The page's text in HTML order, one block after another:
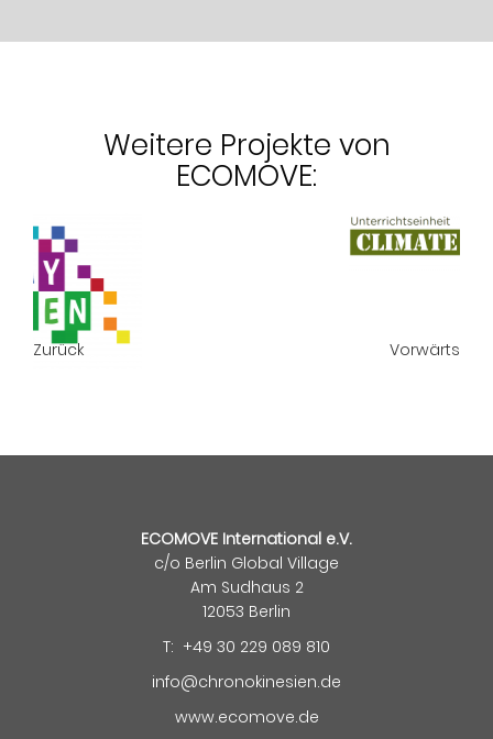
Weitere Projekte von
ECOMOVE:
Zurück Vorwärts
ECOMOVE International e.V.
c/o Berlin Global Village
Am Sudhaus 2
12053 Berlin
T: +49 30 229 089 810
info@chronokinesien.de
www.ecomove.de